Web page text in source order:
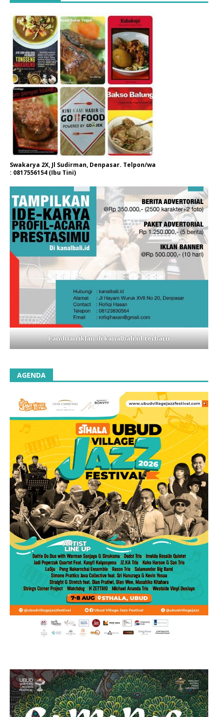
Swakarya 2X, Jl Sudirman, Denpasar. Telpon/wa
: 0817556154 (Ibu Tini)
Panduan iklan di kanalbali,id terbaru
AGENDA